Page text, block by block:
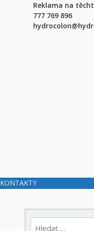
Reklama na
777 769 896
KONTAKTY